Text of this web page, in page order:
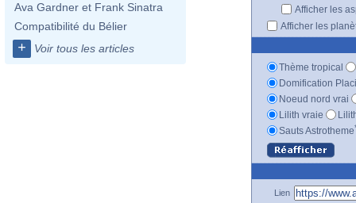
Ava Gardner et Frank Sinatra
Compatibilité du Bélier
+ Voir tous les articles
Afficher les
Afficher les
Thème tropical
Domification
Noeud nord vrai
Lilith vraie
Sauts Astrotheme
Lien